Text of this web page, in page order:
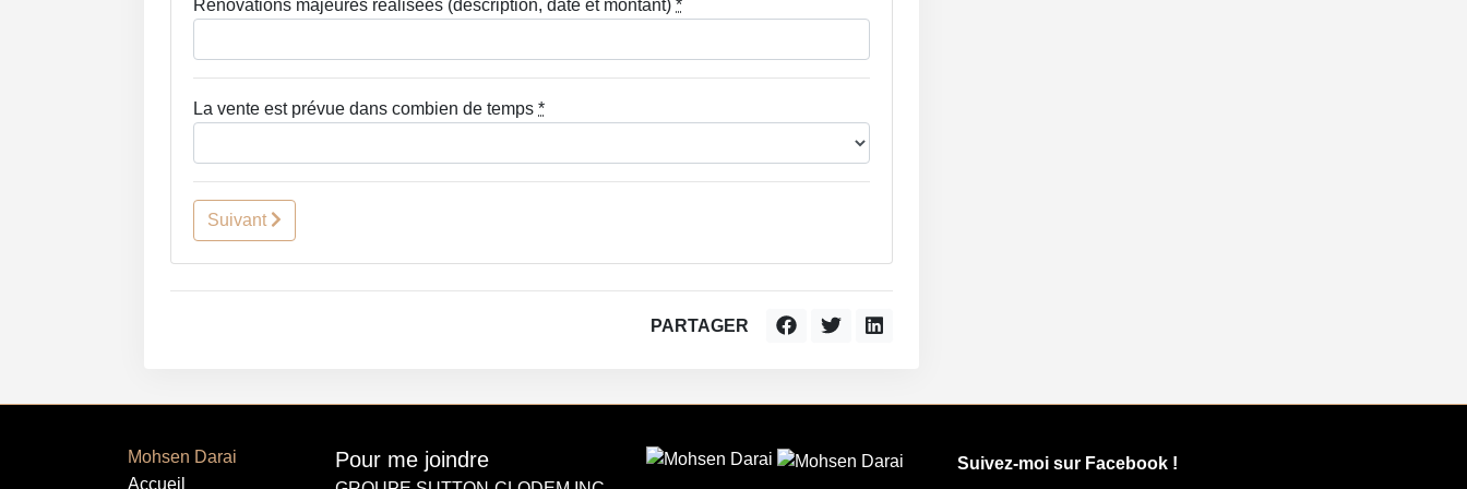
Rénovations majeures réalisées (description, date et montant) *
La vente est prévue dans combien de temps *
Suivant
PARTAGER
Mohsen Darai
Accueil
Pour me joindre Suivez-moi sur Facebook !